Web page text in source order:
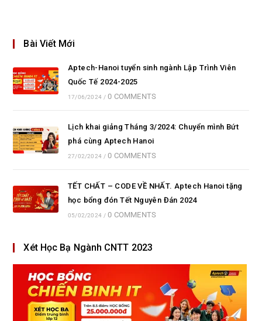
Bài Viết Mới
Aptech-Hanoi tuyển sinh ngành Lập Trình Viên
Quốc Tế 2024-2025
17/06/2024 / 0 COMMENTS
Lịch khai giảng Tháng 3/2024: Chuyển mình Bứt
phá cùng Aptech Hanoi
27/02/2024 / 0 COMMENTS
TẾT CHẤT – CODE VỀ NHẤT. Aptech Hanoi tặng
học bổng đón Tết Nguyên Đán 2024
05/02/2024 / 0 COMMENTS
Xét Học Bạ Ngành CNTT 2023